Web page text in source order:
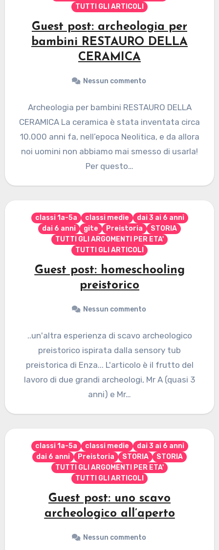
TUTTI GLI ARTICOLI
Guest post: archeologia per
bambini RESTAURO DELLA
CERAMICA
Nessun commento
Archeologia per bambini RESTAURO DELLA
CERAMICA La ceramica è stata inventata circa
10.000 anni fa, nell’epoca Neolitica, e da allora
noi uomini non abbiamo mai smesso di usarla!
Per questo…
classi 1a-5a classi medie
dai 3 ai 6 anni
dai 6 anni
gite Preistoria
STORIA
TUTTI GLI ARGOMENTI PER ETA'
TUTTI GLI ARTICOLI
Guest post: homeschooling
preistorico
Nessun commento
..un'altra esperienza di scavo archeologico
preistorico ispirata dalla sensory tub
preistorica di Enza... L'articolo è il frutto del
lavoro di due grandi archeologi, Mr A (quasi 3
anni) e Mr…
classi 1a-5a classi medie
dai 3 ai 6 anni
dai 6 anni
Preistoria STORIA
STORIA
TUTTI GLI ARGOMENTI PER ETA'
TUTTI GLI ARTICOLI
Guest post: uno scavo
archeologico all’aperto
Nessun commento